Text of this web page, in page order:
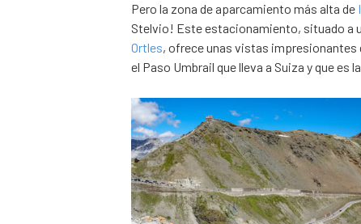
Pero la zona de aparcamiento más alta de
Stelvio! Este estacionamiento, situado a
Ortles, ofrece unas vistas impresionantes
el Paso Umbrail que lleva a Suiza y que es